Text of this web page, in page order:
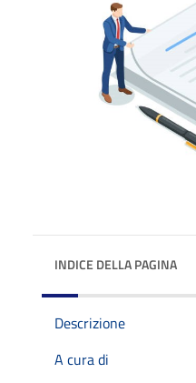
INDICE DELLA PAGINA
Descrizione
A cura di